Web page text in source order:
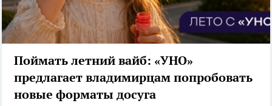
Поймать летний вайб: «УНО»
предлагает владимирцам попробовать
новые форматы досуга